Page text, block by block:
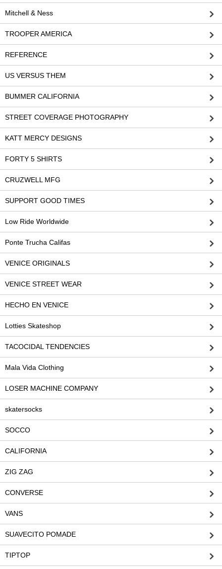
Mitchell & Ness
TROOPER AMERICA
REFERENCE
US VERSUS THEM
BUMMER CALIFORNIA
STREET COVERAGE PHOTOGRAPHY
KATT MERCY DESIGNS
FORTY 5 SHIRTS
CRUZWELL MFG
SUPPORT GOOD TIMES
Low Ride Worldwide
Ponte Trucha Califas
VENICE ORIGINALS
VENICE STREET WEAR
HECHO EN VENICE
Lotties Skateshop
TACOCIDAL TENDENCIES
Mala Vida Clothing
LOSER MACHINE COMPANY
skatersocks
SOCCO
CALIFORNIA
ZIG ZAG
CONVERSE
VANS
SUAVECITO POMADE
TIPTOP